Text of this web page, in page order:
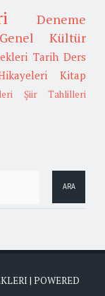
Deneme
Genel Kültür
Tarih Ders
Kitap
Şiir Tahlilleri
| POWERED